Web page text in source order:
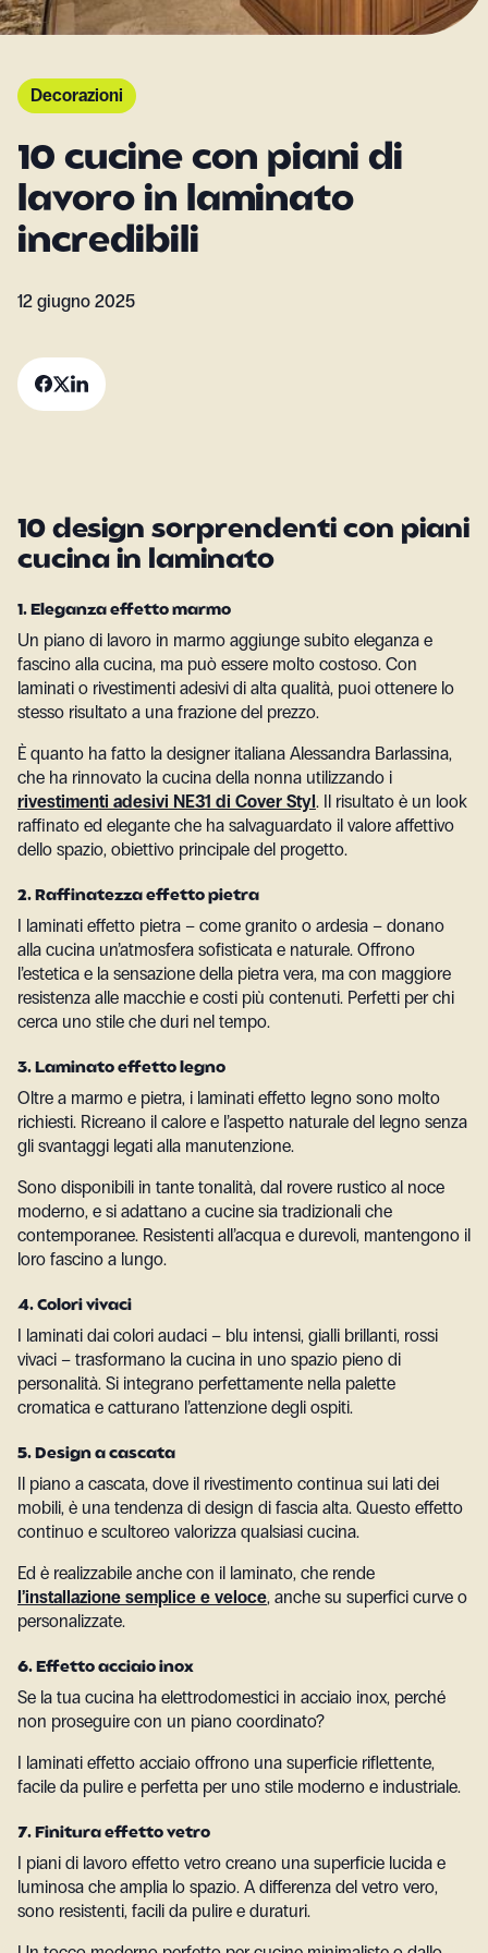
Decorazioni
10 cucine con piani di
lavoro in laminato
incredibili
12 giugno 2025
10 design sorprendenti con piani
cucina in laminato
1. Eleganza effetto marmo
Un piano di lavoro in marmo aggiunge subito eleganza e
fascino alla cucina, ma può essere molto costoso. Con
laminati o rivestimenti adesivi di alta qualità, puoi ottenere lo
stesso risultato a una frazione del prezzo.
È quanto ha fatto la designer italiana Alessandra Barlassina,
che ha rinnovato la cucina della nonna utilizzando i
rivestimenti adesivi NE31 di Cover Styl. Il risultato è un look
raffinato ed elegante che ha salvaguardato il valore affettivo
dello spazio, obiettivo principale del progetto.
2. Raffinatezza effetto pietra
I laminati effetto pietra – come granito o ardesia – donano
alla cucina un’atmosfera sofisticata e naturale. Offrono
l’estetica e la sensazione della pietra vera, ma con maggiore
resistenza alle macchie e costi più contenuti. Perfetti per chi
cerca uno stile che duri nel tempo.
3. Laminato effetto legno
Oltre a marmo e pietra, i laminati effetto legno sono molto
richiesti. Ricreano il calore e l’aspetto naturale del legno senza
gli svantaggi legati alla manutenzione.
Sono disponibili in tante tonalità, dal rovere rustico al noce
moderno, e si adattano a cucine sia tradizionali che
contemporanee. Resistenti all’acqua e durevoli, mantengono il
loro fascino a lungo.
4. Colori vivaci
I laminati dai colori audaci – blu intensi, gialli brillanti, rossi
vivaci – trasformano la cucina in uno spazio pieno di
personalità. Si integrano perfettamente nella palette
cromatica e catturano l’attenzione degli ospiti.
5. Design a cascata
Il piano a cascata, dove il rivestimento continua sui lati dei
mobili, è una tendenza di design di fascia alta. Questo effetto
continuo e scultoreo valorizza qualsiasi cucina.
Ed è realizzabile anche con il laminato, che rende
l’installazione semplice e veloce, anche su superfici curve o
personalizzate.
6. Effetto acciaio inox
Se la tua cucina ha elettrodomestici in acciaio inox, perché
non proseguire con un piano coordinato?
I laminati effetto acciaio offrono una superficie riflettente,
facile da pulire e perfetta per uno stile moderno e industriale.
7. Finitura effetto vetro
I piani di lavoro effetto vetro creano una superficie lucida e
luminosa che amplia lo spazio. A differenza del vetro vero,
sono resistenti, facili da pulire e duraturi.